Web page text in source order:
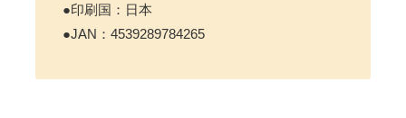
●印刷国：日本
●JAN：4539289784265